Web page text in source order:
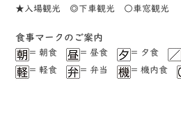
★⼊場観光 ◎下⾞観光 ○⾞窓観光
⾷事マークのご案内
= 朝食 = 昼食 = ⼣食
= 軽⾷
= 弁当 = 機内食